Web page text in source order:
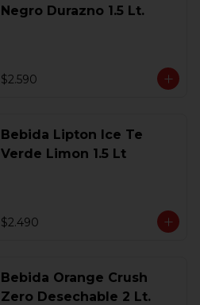
Negro Durazno 1.5 Lt.
$2.590
Bebida Lipton Ice Te
Verde Limon 1.5 Lt
$2.490
Bebida Orange Crush
Zero Desechable 2 Lt.